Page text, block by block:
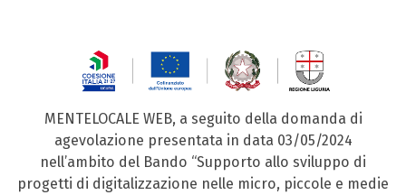
MENTELOCALE WEB, a seguito della domanda di
agevolazione presentata in data 03/05/2024
nell’ambito del Bando “Supporto allo sviluppo di
progetti di digitalizzazione nelle micro, piccole e medie